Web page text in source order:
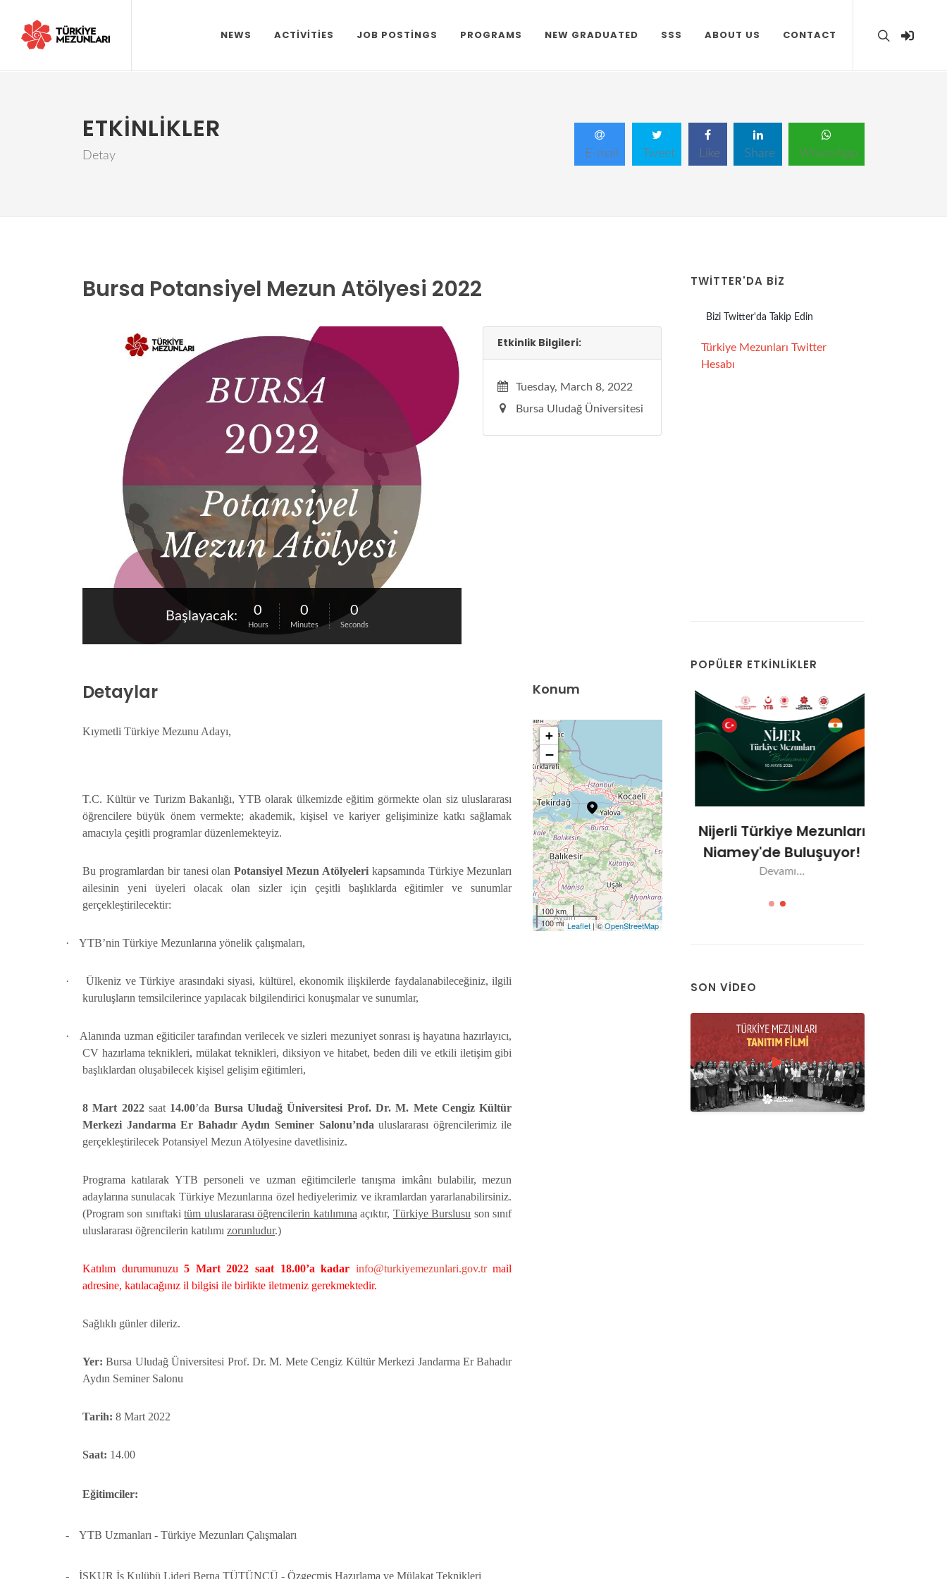
NEWS ACTIVITIES JOB POSTINGS PROGRAMS NEW GRADUATED SSS ABOUT US CONTACT
ETKINLIKLER
Detay E-mail Tweet Like Share WhatsApp
Bursa Potansiyel Mezun Atölyesi 2022
Başlayacak: 0
Hours
0
Minutes
0
Seconds
Etkinlik Bilgileri:
Tuesday, March 8, 2022
Bursa Uludağ Üniversitesi
Detaylar
Kıymetli Türkiye Mezunu Adayı,
T.C. Kültür ve Turizm Bakanlığı, YTB olarak ülkemizde eğitim görmekte olan siz uluslararası
öğrencilere büyük önem vermekte; akademik, kişisel ve kariyer gelişiminize katkı sağlamak
amacıyla çeşitli programlar düzenlemekteyiz.
Bu programlardan bir tanesi olanPotansiyel Mezun Atölyelerikapsamında Türkiye Mezunları
ailesinin yeni üyeleri olacak olan sizler için çeşitli başlıklarda eğitimler ve sunumlar
gerçekleştirilecektir:
· YTB’nin Türkiye Mezunlarına yönelik çalışmaları,
·
Ülkeniz ve Türkiye arasındaki siyasi, kültürel, ekonomik ilişkilerde faydalanabileceğiniz, ilgili
kuruluşların temsilcilerince yapılacak bilgilendirici konuşmalar ve sunumlar,
·
Alanında uzman eğiticiler tarafından verilecek ve sizleri mezuniyet sonrası iş hayatına hazırlayıcı,
CV hazırlama teknikleri, mülakat teknikleri, diksiyon ve hitabet, beden dili ve etkili iletişim gibi
başlıklardan oluşabilecek kişisel gelişim eğitimleri,
8 Mart 2022saat 14.00’da Bursa Uludağ Üniversitesi Prof. Dr. M. Mete Cengiz Kültür
Merkezi Jandarma Er Bahadır Aydın Seminer Salonu’nda uluslararası öğrencilerimiz ile
gerçekleştirilecek Potansiyel Mezun Atölyesine davetlisiniz.
Programa katılarak YTB personeli ve uzman eğitimcilerle tanışma imkânı bulabilir, mezun
adaylarına sunulacak Türkiye Mezunlarına özel hediyelerimiz ve ikramlardan yararlanabilirsiniz.
(Program son sınıftakitüm uluslararası öğrencilerin katılımına açıktır, Türkiye Burslusu son sınıf
uluslararası öğrencilerin katılımı zorunludur.)
Katılım durumunuzu5 Mart 2022 saat 18.00’a kadar info@turkiyemezunlari.gov.tr mail
adresine, katılacağınız il bilgisi ile birlikte iletmeniz gerekmektedir.
Sağlıklı günler dileriz.
Yer:Bursa Uludağ Üniversitesi Prof. Dr. M. Mete Cengiz Kültür Merkezi Jandarma Er Bahadır
Aydın Seminer Salonu
Tarih: 8 Mart 2022
Saat: 14.00
Eğitimciler:
- YTB Uzmanları - Türkiye Mezunları Çalışmaları
- İŞKUR İş Kulübü Lideri Berna TÜTÜNCÜ - Özgeçmiş Hazırlama ve Mülakat Teknikleri
Konum
+
−
100 km
100 mi Leaflet| ©OpenStreetMap
TWITTER'DA BİZ
Bizi Twitter'da Takip Edin
Türkiye Mezunları Twitter
Hesabı
POPÜLER ETKINLIKLER
Türkiye Mezun Ödülleri
Sahiplerini Buluyor
Devamı...
Türkiye Mezun Ödülleri
Sahiplerini Buluyor
Devamı...
Nijerli Türkiye Mezunları
Niamey'de Buluşuyor!
Devamı...
SON VIDEO